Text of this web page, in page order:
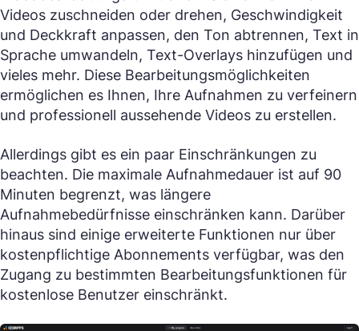
Videos zuschneiden oder drehen, Geschwindigkeit
und Deckkraft anpassen, den Ton abtrennen, Text in
Sprache umwandeln, Text-Overlays hinzufügen und
vieles mehr. Diese Bearbeitungsmöglichkeiten
ermöglichen es Ihnen, Ihre Aufnahmen zu verfeinern
und professionell aussehende Videos zu erstellen.
Allerdings gibt es ein paar Einschränkungen zu
beachten. Die maximale Aufnahmedauer ist auf 90
Minuten begrenzt, was längere
Aufnahmebedürfnisse einschränken kann. Darüber
hinaus sind einige erweiterte Funktionen nur über
kostenpflichtige Abonnements verfügbar, was den
Zugang zu bestimmten Bearbeitungsfunktionen für
kostenlose Benutzer einschränkt.